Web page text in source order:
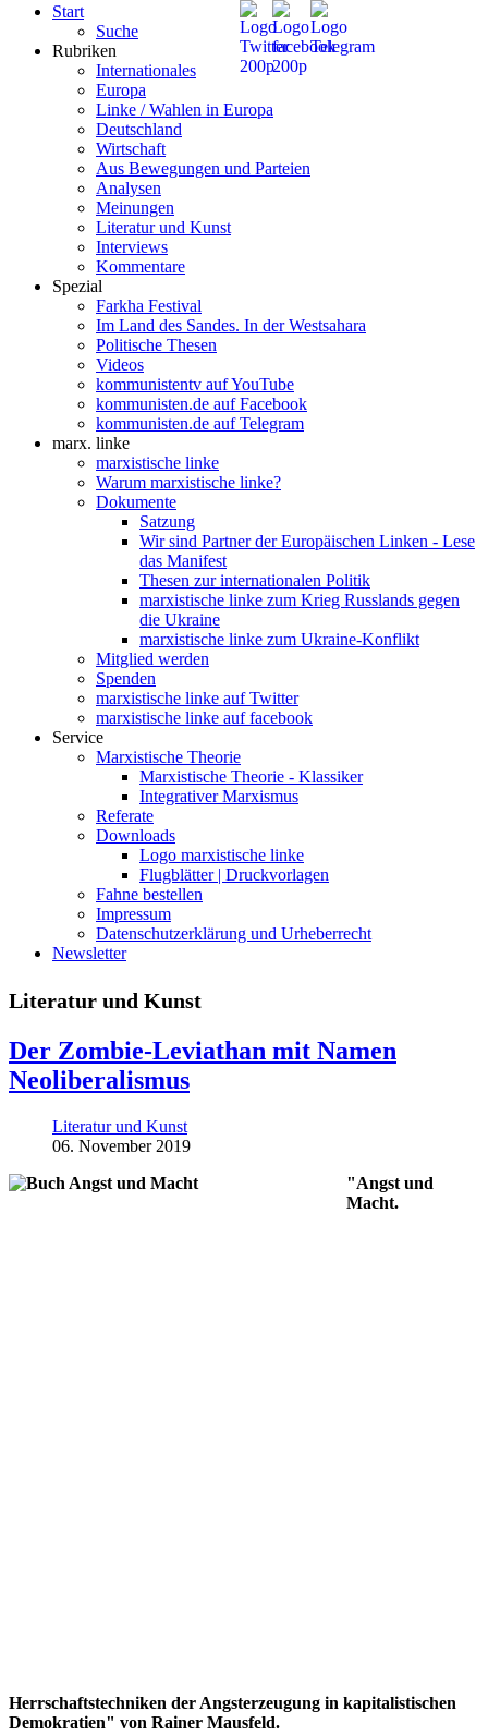
Start
Suche
Rubriken
Internationales
Europa
Linke / Wahlen in Europa
Deutschland
Wirtschaft
Aus Bewegungen und Parteien
Analysen
Meinungen
Literatur und Kunst
Interviews
Kommentare
Spezial
Farkha Festival
Im Land des Sandes. In der Westsahara
Politische Thesen
Videos
kommunistentv auf YouTube
kommunisten.de auf Facebook
kommunisten.de auf Telegram
marx. linke
marxistische linke
Warum marxistische linke?
Dokumente
Satzung
Wir sind Partner der Europäischen Linken - Lese
das Manifest
Thesen zur internationalen Politik
marxistische linke zum Krieg Russlands gegen
die Ukraine
marxistische linke zum Ukraine-Konflikt
Mitglied werden
Spenden
marxistische linke auf Twitter
marxistische linke auf facebook
Service
Marxistische Theorie
Marxistische Theorie - Klassiker
Integrativer Marxismus
Referate
Downloads
Logo marxistische linke
Flugblätter | Druckvorlagen
Fahne bestellen
Impressum
Datenschutzerklärung und Urheberrecht
Newsletter
Literatur und Kunst
Der Zombie-Leviathan mit Namen
Neoliberalismus
Literatur und Kunst
06. November 2019
"Angst und
Macht.
Herrschaftstechniken der Angsterzeugung in kapitalistischen
Demokratien" von Rainer Mausfeld.